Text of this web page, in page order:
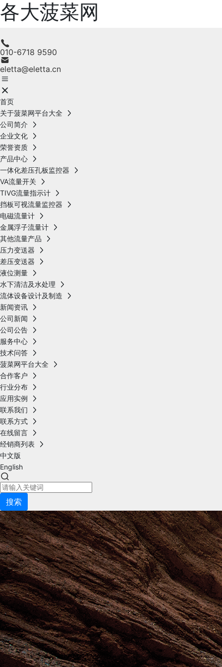
各大菠菜网
010-6718 9590
eletta@eletta.cn
首页
关于菠菜网平台大全
公司简介
企业文化
荣誉资质
产品中心
一体化差压孔板监控器
VA流量开关
TIVG流量指示计
挡板可视流量监控器
电磁流量计
金属浮子流量计
其他流量产品
压力变送器
差压变送器
液位测量
水下清洁及水处理
流体设备设计及制造
新闻资讯
公司新闻
公司公告
服务中心
技术问答
菠菜网平台大全
合作客户
行业分布
应用实例
联系我们
联系方式
在线留言
经销商列表
中文版
English
搜索